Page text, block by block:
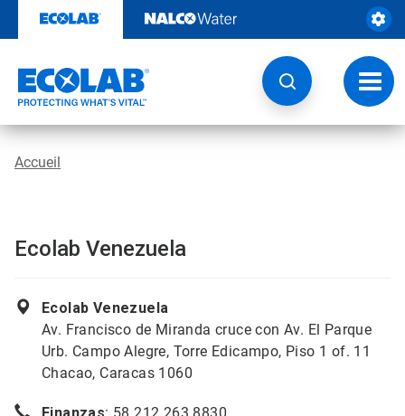
contenu
la
Accueil
Ecolab Venezuela
Ecolab Venezuela
Av. Francisco de Miranda cruce con Av. El Parque
Urb. Campo Alegre, Torre Edicampo, Piso 1 of. 11
Chacao, Caracas 1060